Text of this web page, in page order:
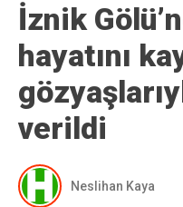
İznik
hayatını
verildi
Neslihan Kaya